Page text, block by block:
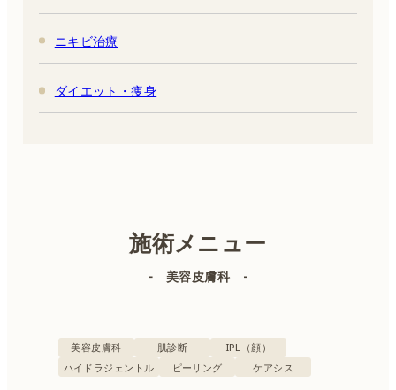
ニキビ治療
ダイエット・痩身
施術メニュー
- 美容皮膚科 -
美容皮膚科 肌診断
IPL（顔）
ハイドラジェントル
ピーリング ケアシス